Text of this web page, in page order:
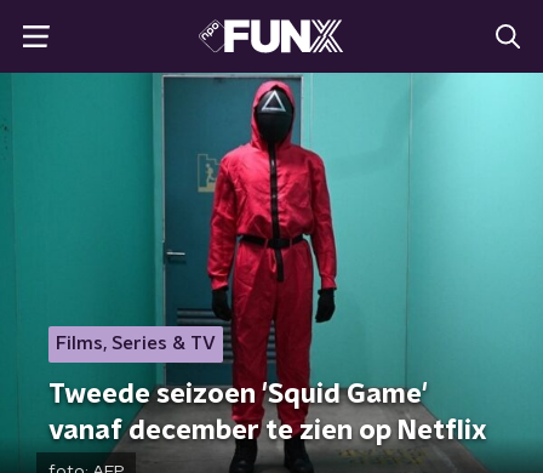
Films, Series & TV
Tweede seizoen 'Squid Game'
vanaf december te zien op Netflix